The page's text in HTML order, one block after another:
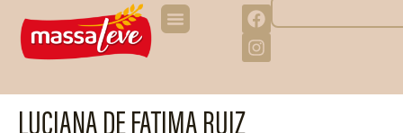
LUCIANA DE FATIMA RUIZ